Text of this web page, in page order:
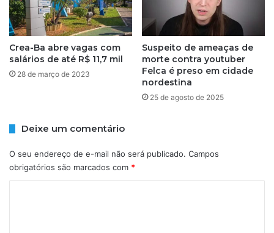
t
a
d
e
F
e
e
f
a
r
a
s
i
n
d
n
s
Crea-Ba abre vagas com
salários de até R$ 11,7 mil
28 de março de 2023
Suspeito de ameaças de
morte contra youtuber
Felca é preso em cidade
nordestina
25 de agosto de 2025
Deixe um comentário
O seu endereço de e-mail não será publicado. Campos
obrigatórios são marcados com *